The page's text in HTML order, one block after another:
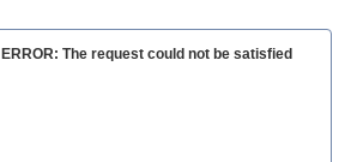
ERROR: The request could not be satisfied